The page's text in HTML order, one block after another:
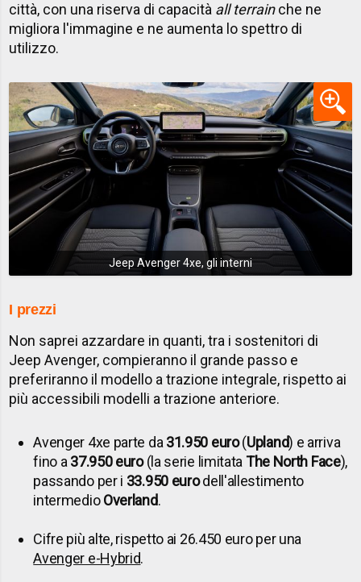
città, con una riserva di capacità all terrainche ne
migliora l'immagine e ne aumenta lo spettro di
utilizzo.
Jeep Avenger 4xe, gli interni
I prezzi
Non saprei azzardare in quanti, tra i sostenitori di
Jeep Avenger, compieranno il grande passo e
preferiranno il modello a trazione integrale, rispetto ai
più accessibili modelli a trazione anteriore.
Avenger 4xe parte da 31.950 euro(Upland) e arriva
fino a 37.950 euro(la serie limitata The North Face),
passando per i 33.950 eurodell'allestimento
intermedioOverland.
Cifre più alte, rispetto ai 26.450 euro per una
Avenger e-Hybrid.